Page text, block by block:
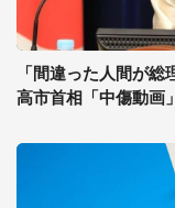
「間違った人間が
高市首相「中傷動画